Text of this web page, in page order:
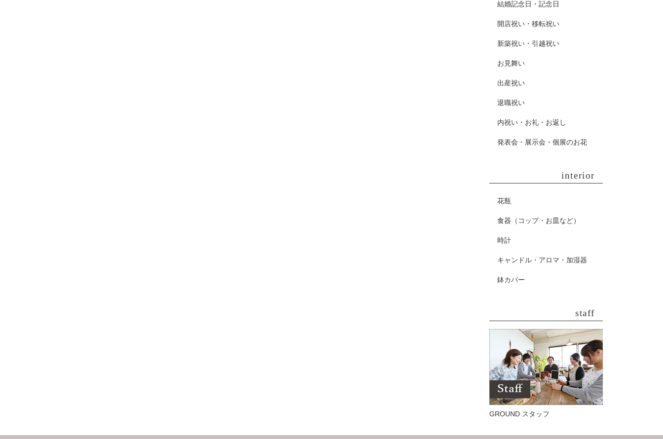
結婚記念日・記念日
開店祝い・移転祝い
新築祝い・引越祝い
お見舞い
出産祝い
退職祝い
内祝い・お礼・お返し
発表会・展示会・個展のお花
interior
花瓶
食器（コップ・お皿など）
時計
キャンドル・アロマ・加湿器
鉢カバー
staff
GROUND スタッフ